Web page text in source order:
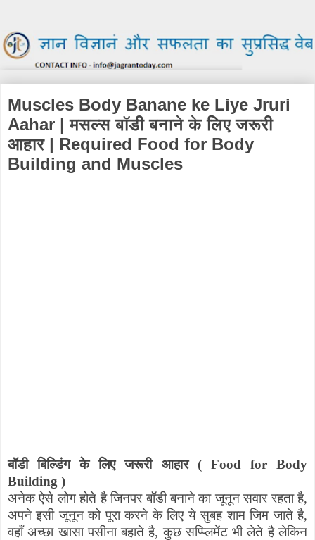
Muscles Body Banane ke Liye Jruri
Aahar | मसल्स बॉडी बनाने के लिए जरूरी
आहार | Required Food for Body
Building and Muscles
बॉडी बिल्डिंग के लिए जरूरी आहार (Food for Body
Building )
अनेक ऐसे लोग होते है जिनपर बॉडी बनाने का जूनून सवार रहता है,
अपने इसी जूनून को पूरा करने के लिए ये सुबह शाम जिम जाते है,
वहाँ अच्छा खासा पसीना बहाते है,कुछ सप्प्लिमेंट भी लेते है लेकिन